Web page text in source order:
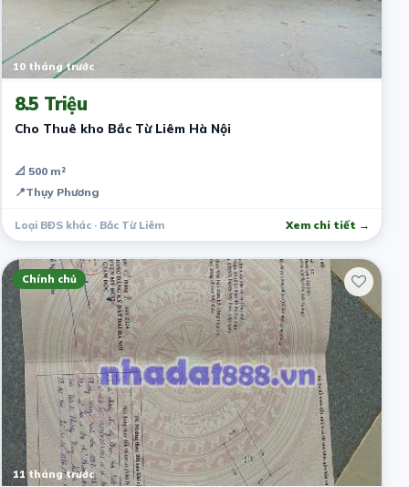
10 tháng trước
8.5 Triệu
Cho Thuê kho Bắc Từ Liêm Hà Nội
📐 500 m²
📍Thụy Phương
Loại BĐS khác · Bắc Từ Liêm Xem chi tiết →
Chính chủ
11 tháng trước